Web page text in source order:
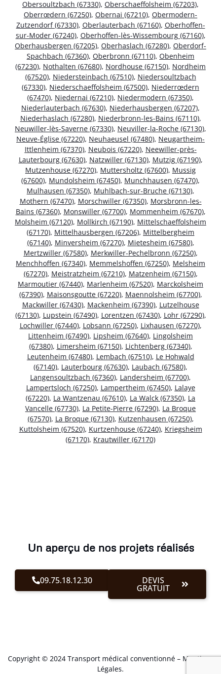
Obersoultzbach (67330), Oberschaeffolsheim (67203),
Oberrœdern (67250), Obernai (67210), Obermodern-
Zutzendorf (67330), Oberlauterbach (67160), Oberhoffen-
sur-Moder (67240), Oberhoffen-lès-Wissembourg (67160),
Oberhausbergen (67205), Oberhaslach (67280), Oberdorf-
Spachbach (67360), Oberbronn (67110), Obenheim
(67230), Nothalten (67680), Nordhouse (67150), Nordheim
(67520), Niedersteinbach (67510), Niedersoultzbach
(67330), Niederschaeffolsheim (67500), Niederrœdern
(67470), Niedernai (67210), Niedermodern (67350),
Niederlauterbach (67630), Niederhausbergen (67207),
Niederhaslach (67280), Niederbronn-les-Bains (67110),
Neuwiller-lès-Saverne (67330), Neuviller-la-Roche (67130),
Neuve-Église (67220), Neuhaeusel (67480), Neugartheim-
Ittlenheim (67370), Neubois (67220), Neewiller-près-
Lauterbourg (67630), Natzwiller (67130), Mutzig (67190),
Mutzenhouse (67270), Muttersholtz (67600), Mussig
(67600), Mundolsheim (67450), Munchhausen (67470),
Mulhausen (67350), Muhlbach-sur-Bruche (67130),
Mothern (67470), Morschwiller (67350), Morsbronn-les-
Bains (67360), Monswiller (67700), Mommenheim (67670),
Molsheim (67120), Mollkirch (67190), Mittelschaeffolsheim
(67170), Mittelhausbergen (67206), Mittelbergheim
(67140), Minversheim (67270), Mietesheim (67580),
Mertzwiller (67580), Merkwiller-Pechelbronn (67250),
Menchhoffen (67340), Memmelshoffen (67250), Melsheim
(67270), Meistratzheim (67210), Matzenheim (67150),
Marmoutier (67440), Marlenheim (67520), Marckolsheim
(67390), Maisonsgoutte (67220), Maennolsheim (67700),
Mackwiller (67430), Mackenheim (67390), Lutzelhouse
(67130), Lupstein (67490), Lorentzen (67430), Lohr (67290),
Lochwiller (67440), Lobsann (67250), Lixhausen (67270),
Littenheim (67490), Lipsheim (67640), Lingolsheim
(67380), Limersheim (67150), Lichtenberg (67340),
Leutenheim (67480), Lembach (67510), Le Hohwald
(67140), Lauterbourg (67630), Laubach (67580),
Langensoultzbach (67360), Landersheim (67700),
Lampertsloch (67250), Lampertheim (67450), Lalaye
(67220), La Wantzenau (67610), La Walck (67350), La
Vancelle (67730), La Petite-Pierre (67290), La Broque
(67570), La Broque (67130), Kutzenhausen (67250),
Kuttolsheim (67520), Kurtzenhouse (67240), Kriegsheim
(67170), Krautwiller (67170)
Un aperçu de nos projets réalisés
09.75.18.12.30 DEVIS
GRATUIT
Copyright © 2024 Transport médical conventionné – Mentions
Légales.